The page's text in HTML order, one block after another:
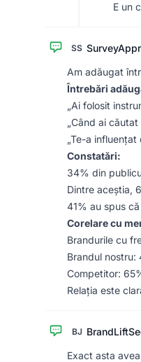
E un
SS
Am adăugat
Întrebări
„Ai folosit
„Când ai
„Te-a
Constatări:
34% din
Dintre aceștia,
41% au spus
Corelare cu
Brandurile cu
Brandul
Competitor:
Relația este
BJ
Exact asta